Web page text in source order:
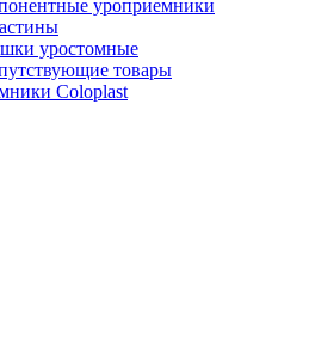
уроприемники
уростомные
товары
Coloplast